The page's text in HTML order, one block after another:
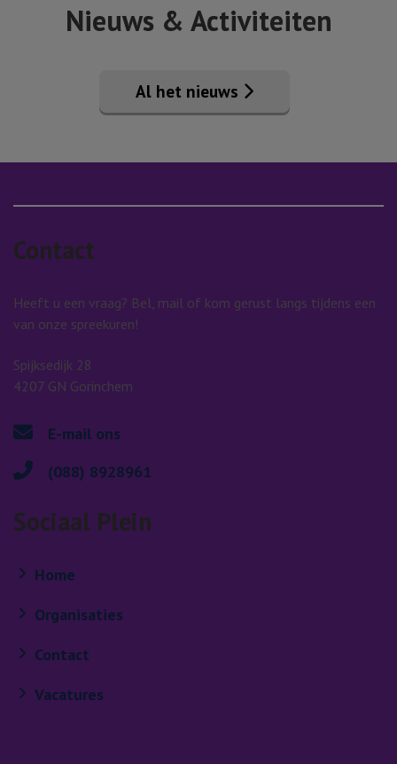
Nieuws & Activiteiten
Al het nieuws
Contact
Heeft u een vraag? Bel, mail of kom gerust langs tijdens een
van onze spreekuren!
Spijksedijk 28
4207 GN Gorinchem
E-mail ons
(088) 8928961
Sociaal Plein
Home
Organisaties
Contact
Vacatures